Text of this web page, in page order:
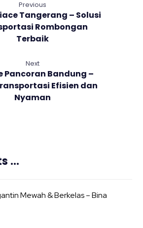
Previous
Tangerang – Solusi
Rombongan
Terbaik
Next
Pancoran Bandung –
Efisien dan
Nyaman
...